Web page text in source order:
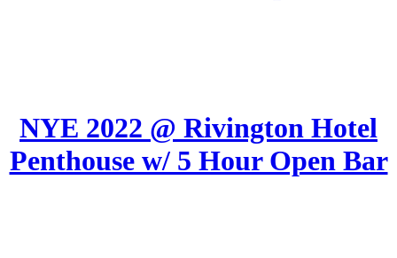
NYE 2022 @ Rivington Hotel
Penthouse w/ 5 Hour Open Bar